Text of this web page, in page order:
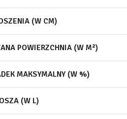
(W CM)
POWIERZCHNIA (W M²)
MAKSYMALNY (W %)
(W L)